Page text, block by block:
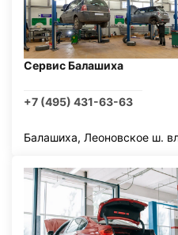
Сервис Балашиха
+7 (495) 431-63-63
Балашиха, Леоновское ш.